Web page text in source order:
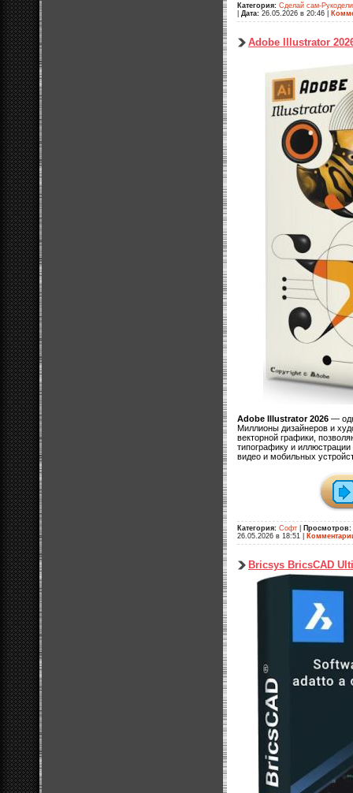
Категория: Сделай сам-
Дата: 26.05.2026 в 20:46
Adobe Illustrator
Adobe Illustrator 2026 —
Миллионы дизайнеров и
векторной графики,
типографику и
видео и мобильных
Категория: Софт Просмотров:
26.05.2026 в 18:51
Bricsys BricsCAD